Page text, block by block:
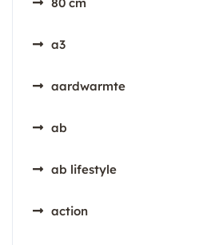
a3
aardwarmte
ab
ab lifestyle
action